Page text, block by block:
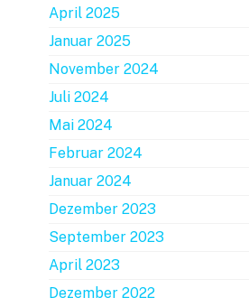
April 2025
Januar 2025
November 2024
Juli 2024
Mai 2024
Februar 2024
Januar 2024
Dezember 2023
September 2023
April 2023
Dezember 2022